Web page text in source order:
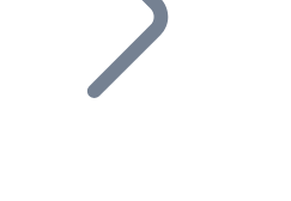
ecossistema.
revendedores e comercialize